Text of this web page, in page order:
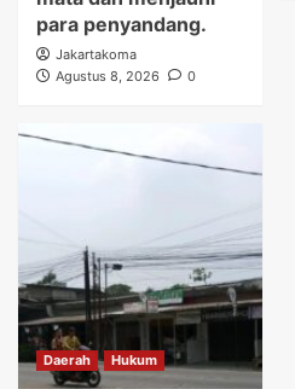
para penyandang.
Jakartakoma
Agustus 8, 2026
0
Daerah Hukum